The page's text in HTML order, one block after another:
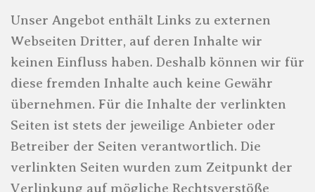
Unser Angebot enthält Links zu externen
Webseiten Dritter, auf deren Inhalte wir
keinen Einfluss haben. Deshalb können wir für
diese fremden Inhalte auch keine Gewähr
übernehmen. Für die Inhalte der verlinkten
Seiten ist stets der jeweilige Anbieter oder
Betreiber der Seiten verantwortlich. Die
verlinkten Seiten wurden zum Zeitpunkt der
Verlinkung auf mögliche Rechtsverstöße